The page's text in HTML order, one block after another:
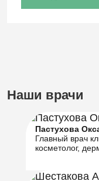
Наши врачи
Пастухова
Главный врач
косметолог,